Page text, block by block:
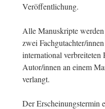
Veröffentlichung.
Alle Manuskripte werden
zwei Fachgutachter/
international
Autor/innen an einem
verlangt.
Der Erscheinungstermin